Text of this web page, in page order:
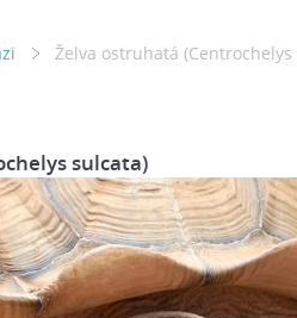
Želva ostruhatá (Centrochelys
sulcata)